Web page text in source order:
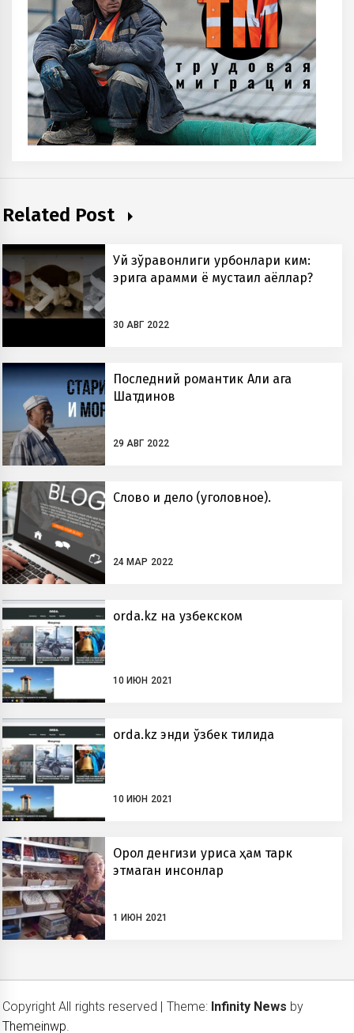
Related Post
Уй зўравонлиги қурбонлари ким:
эрига қарамми ё мустақил аёллар?
30 АВГ 2022
Последний романтик Али ага
Шатдинов
29 АВГ 2022
Слово и дело (уголовное).
24 МАР 2022
orda.kz на узбекском
10 ИЮН 2021
orda.kz энди ўзбек тилида
10 ИЮН 2021
Орол денгизи қуриса ҳам тарк
этмаган инсонлар
1 ИЮН 2021
Copyright All rights reserved | Theme: Infinity News by
Themeinwp.